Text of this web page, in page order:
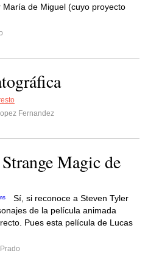
de Miguel (cuyo proyecto
Fernandez
Magic de
Sí, si reconoce a Steven Tyler
de la película animada
Pues esta película de Lucas